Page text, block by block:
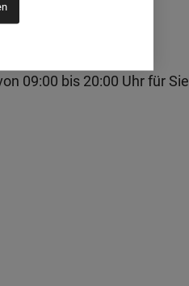
09:00 bis 20:00 Uhr für Sie